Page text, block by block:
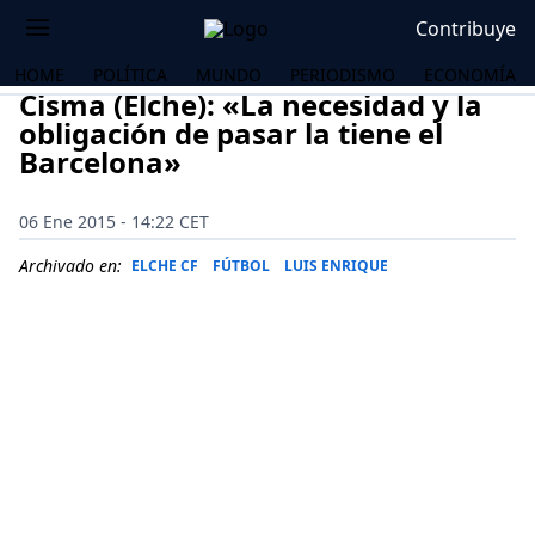
Contribuye
HOME POLÍTICA MUNDO PERIODISMO ECONOMÍA
Cisma (Elche): «La necesidad y la
obligación de pasar la tiene el
Barcelona»
06 Ene 2015 - 14:22 CET
Archivado en: ELCHE CF FÚTBOL LUIS ENRIQUE